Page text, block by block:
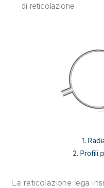
di reticolazione
1.
2. Profili
La reticolazione lega